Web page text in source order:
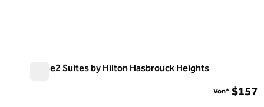
Home2 Suites by Hilton Hasbrouck Heights
Von* $157